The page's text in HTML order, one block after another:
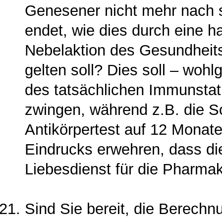
Genesener nicht mehr
endet, wie dies durch eine
Nebelaktion des
gelten soll? Dies soll –
des tatsächlichen
zwingen, während z.B. die
Antikörpertest auf 12
Eindrucks erwehren, dass
Liebesdienst für die
Sind Sie bereit, die